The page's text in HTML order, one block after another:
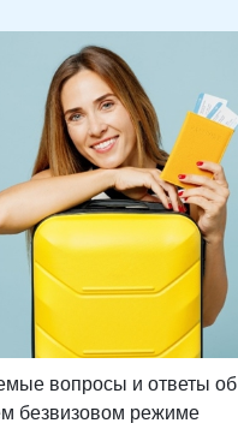
вопросы и ответы об
безвизовом режиме